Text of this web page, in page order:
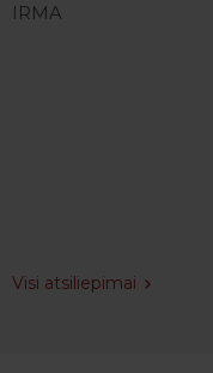
IRMA
Visi atsiliepimai